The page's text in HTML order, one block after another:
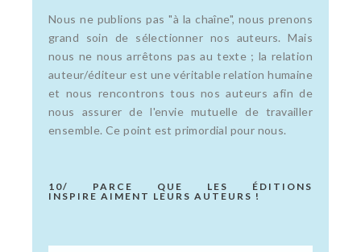
Nous ne publions pas "à la chaîne", nous prenons
grand soin de sélectionner nos auteurs. Mais
nous ne nous arrêtons pas au texte ; la relation
auteur/éditeur est une véritable relation humaine
et nous rencontrons tous nos auteurs afin de
nous assurer de l'envie mutuelle de travailler
ensemble. Ce point est primordial pour nous.
10/ PARCE QUE LES ÉDITIONS
INSPIRE AIMENT LEURS AUTEURS !